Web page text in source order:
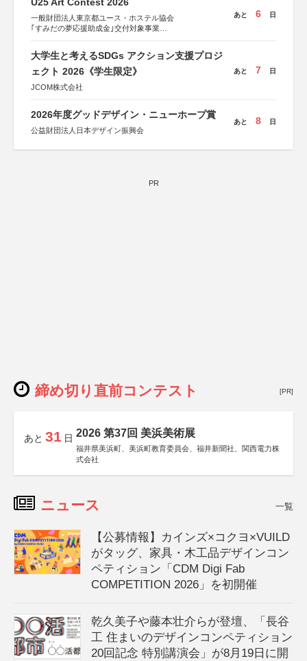
一般財団法人東京都ユース・ホステル協会
｢すみだの夢応援助成金｣交付対象事業
あと 6 日
大学生と考えるSDGs アクション支援プロジ
ェクト 2026《学生限定》
JCOM株式会社
あと 7 日
2026年度グッドデザイン・ニューホープ賞
公益財団法人日本デザイン振興会
あと 8 日
PR
締め切り直前コンテスト [PR]
あと 31 日 2026 第37回 美浜美術展
福井県美浜町、美浜町教育委員会、福井新聞社、関西電力株
式会社
ニュース 一覧
【公募情報】カインズ×コクヨ×VUILD
がタッグ、家具・木工品デザインコン
ペティション「CDM Digi Fab
COMPETITION 2026」を初開催
乾久美子や藤本壮介らが登壇、「長谷
工 住まいのデザインコンペティション
20回記念 特別講演会」が8月19日に開